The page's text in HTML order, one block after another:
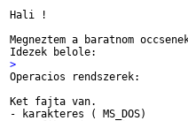
Hali !
Megneztem a baratnom
>
Operacios rendszerek:
Ket fajta van.
- karakteres ( MS_DOS)